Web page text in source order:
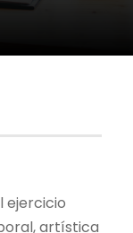
ejercicio
artística